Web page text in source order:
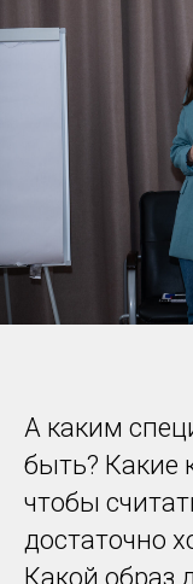
А каким
быть? Какие
чтобы
достаточно
Какой образ